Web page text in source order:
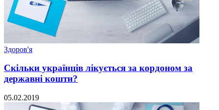
Здоров'я
Скільки українців лікується за кордоном за
державні кошти?
05.02.2019